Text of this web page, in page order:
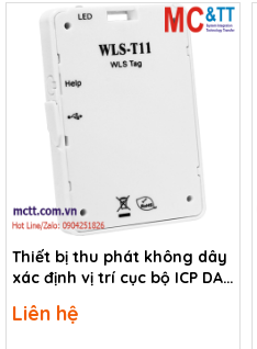
Thiết bị thu phát không dây
xác định vị trí cục bộ ICP DAS
Liên hệ